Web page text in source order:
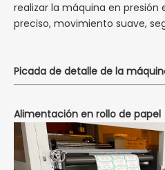
realizar la máquina en
preciso, movimiento suave,
Picada de detalle de la
Alimentación en rollo de papel